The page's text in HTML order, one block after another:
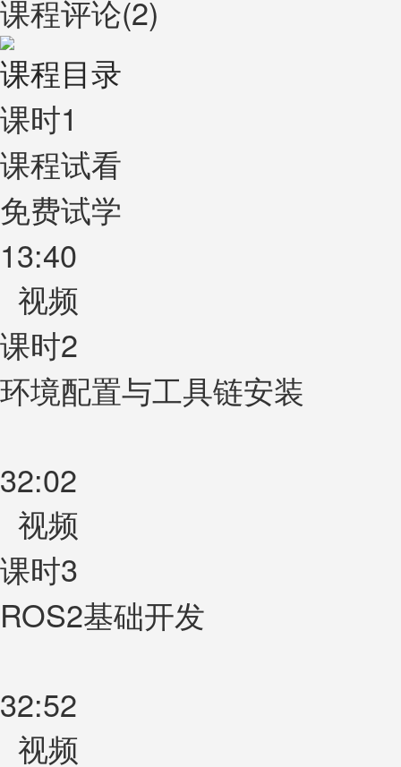
课程评论(2)
课程目录
课时1
课程试看
免费试学
13:40
视频
课时2
环境配置与工具链安装
32:02
视频
课时3
ROS2基础开发
32:52
视频